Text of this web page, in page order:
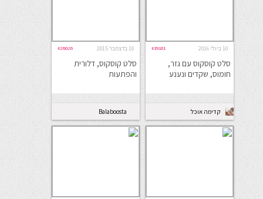
10 ביולי 2016 #39181
סלט קוסקוס עם גזר,
חומוס, שקדים ונענע
קדימה אוכל
10 בדצמבר 2015 #26026
סלט קוסקוס, דלורית
והפתעות
Balaboosta